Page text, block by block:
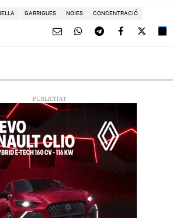
GARRIGUES NOIES CONCENTRACIÓ